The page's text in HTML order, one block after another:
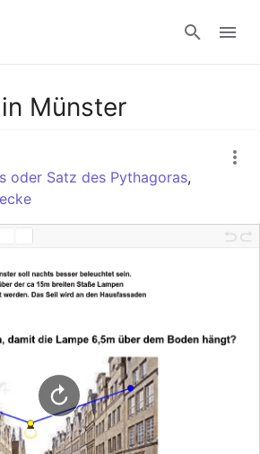
Anmelden
Münster
oder Satz des Pythagoras,